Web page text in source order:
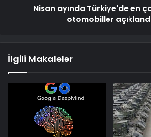
Nisan ayında Türkiye'de en
otomobiller
İlgili Makaleler